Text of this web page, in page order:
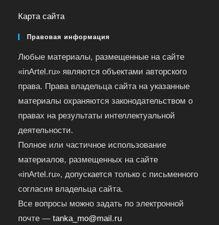
Карта сайта
Правовая информация
Любые материалы, размещенные на сайте
«inArtel.ru» являются объектами авторского
права. Права владельца сайта на указанные
материалы охраняются законодательством о
правах на результаты интеллектуальной
деятельности.
Полное или частичное использование
материалов, размещенных на сайте
«inArtel.ru», допускается только с письменного
согласия владельца сайта.
Все вопросы можно задать по электронной
почте —tanka_mo@mail.ru